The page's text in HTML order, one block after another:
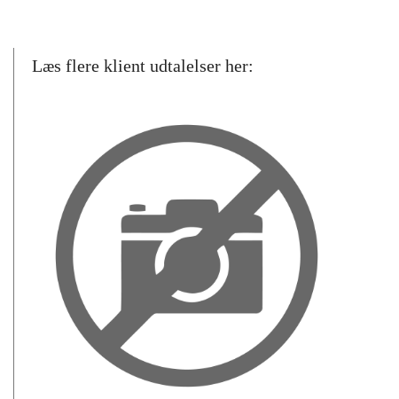
Læs flere klient udtalelser her: